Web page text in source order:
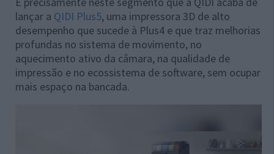
lançar a QIDI Plus5, uma impressora 3D de alto
desempenho que sucede à Plus4 e que traz melhorias
profundas no sistema de movimento, no
aquecimento ativo da câmara, na qualidade de
impressão e no ecossistema de software, sem ocupar
mais espaço na bancada.